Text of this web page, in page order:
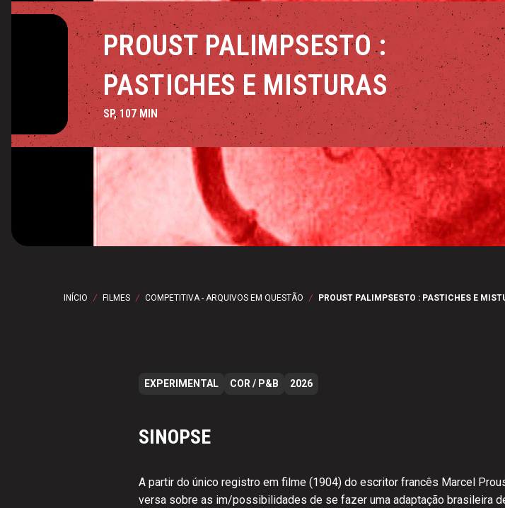
PROUST PALIMPSESTO :
PASTICHES E MISTURAS
SP, 107 MIN
INÍCIO / FILMES / COMPETITIVA - ARQUIVOS EM QUESTÃO / PROUST PALIMPSESTO : PASTICHES E
EXPERIMENTAL COR / P&B 2026
SINOPSE
A partir do único registro em filme (1904) do escritor francês Marcel
versa sobre as im/possibilidades de se fazer uma adaptação brasileira